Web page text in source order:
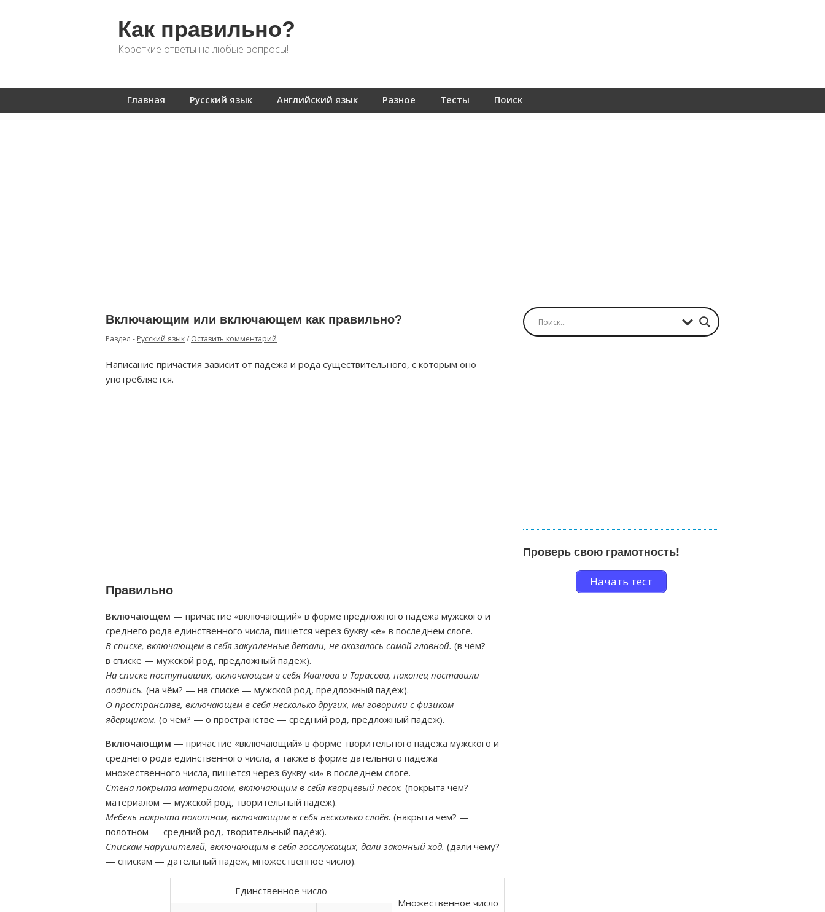
Как правильно?
Короткие ответы на любые вопросы!
Главная Русский язык Английский язык Разное Тесты Поиск
Включающим или включающем как правильно?
Раздел - Русский язык/ Оставить комментарий
Написание причастия зависит от падежа и рода существительного, с которым оно
употребляется.
Правильно
Включающем — причастие «включающий» в форме предложного падежа мужского и
среднего рода единственного числа, пишется через букву «е» в последнем слоге.
В списке, включающем в себя закупленные детали, не оказалось самой главной. (в чём? —
в списке — мужской род, предложный падеж).
На списке поступивших, включающем в себя Иванова и Тарасова, наконец поставили
подпись. (на чём? — на списке — мужской род, предложный падёж).
О пространстве, включающем в себя несколько других, мы говорили с физиком-
ядерщиком. (о чём? — о пространстве — средний род, предложный падёж).
Включающим — причастие «включающий» в форме творительного падежа мужского и
среднего рода единственного числа, а также в форме дательного падежа
множественного числа, пишется через букву «и» в последнем слоге.
Стена покрыта материалом, включающим в себя кварцевый песок. (покрыта чем? —
материалом — мужской род, творительный падёж).
Мебель накрыта полотном, включающим в себя несколько слоёв. (накрыта чем? —
полотном — средний род, творительный падёж).
Спискам нарушителей, включающим в себя госслужащих, дали законный ход. (дали чему?
— спискам — дательный падёж, множественное число).
Единственное число
Множественное число
Проверь свою грамотность!
Начать тест